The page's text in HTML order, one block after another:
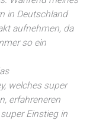
in Deutschland
aufnehmen, da
so ein
welches super
erfahreneren
Einstieg in